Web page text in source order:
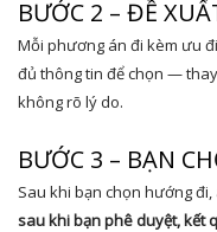
BƯỚC 2 – ĐỀ
Mỗi phương án đi kèm ưu
đủ thông tin để chọn —
không rõ lý do.
BƯỚC 3 – BẠN
Sau khi bạn chọn hướng
sau khi bạn phê duyệt, kết